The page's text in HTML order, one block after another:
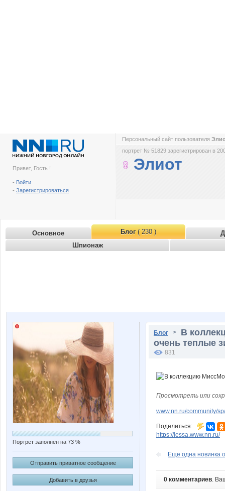
Привет, Гость !
- Войти
- Зарегистрироваться
Персональный сайт пользователя
портрет № 51829 зарегистрирован в
Элиот
Основное Блог( 230 )
Шпионаж
Портрет заполнен на 73 %
Отправить приватное сообщение
Добавить в друзья
Блог > В
очень теплые
831
Просмотреть или
www.nn.ru/community/
Поделиться:
https://lessa.www.nn.ru/
Еще одна новинка
0 комментариев.